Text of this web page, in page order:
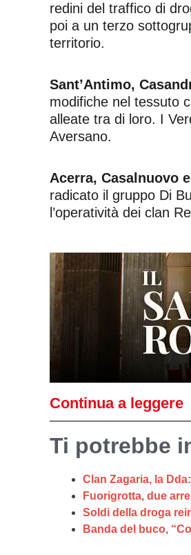
redini del traffico di
poi a un terzo
territorio.
Sant’Antimo,
modifiche nel tessuto
alleate tra di loro. I
Aversano.
Acerra, Casalnuovo
radicato il gruppo Di
l’operatività dei clan
Continua a leggere
Ti potrebbe
Clan Zagaria, la
Fuorigrotta, due
Soldi della droga
Banda del buco,